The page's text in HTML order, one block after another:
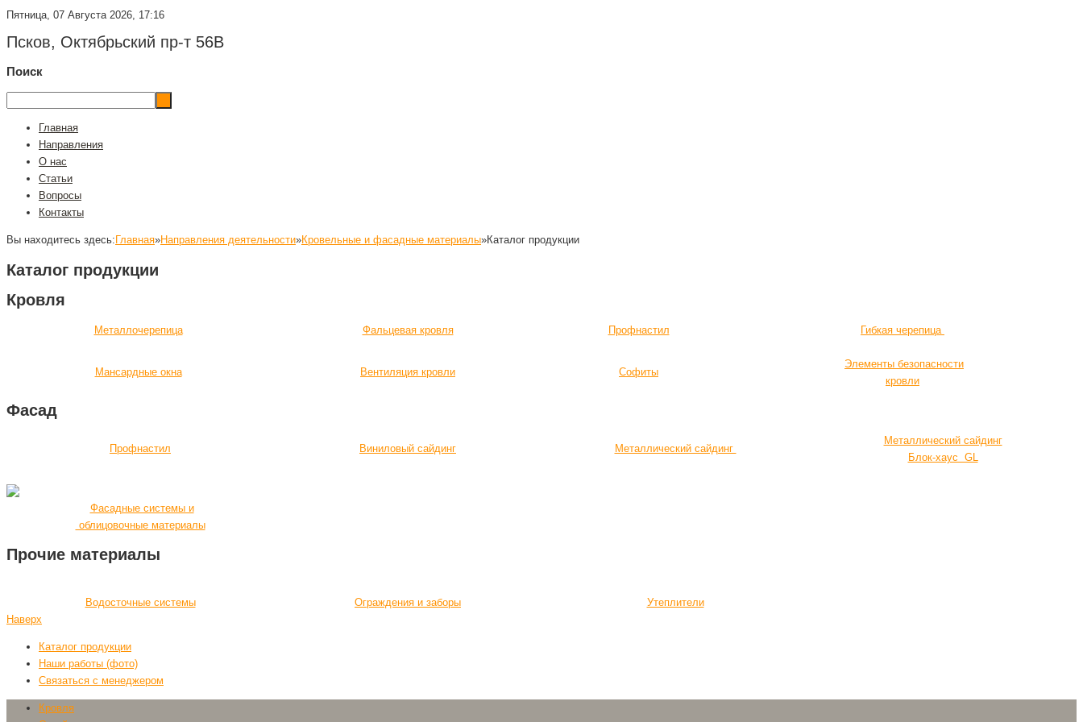
Пятница, 07 Августа 2026, 17:16
Псков, Октябрьский пр-т 56В
Поиск
Главная
Направления
О нас
Статьи
Вопросы
Контакты
Вы находитесь здесь: Главная»Направления деятельности»Кровельные и фасадные материалы»Каталог продукции
Каталог продукции
Кровля
Металлочерепица Фальцевая кровля Профнастил Гибкая черепица
Мансардные окна Вентиляция кровли Софиты
Элементы безопасности
кровли
Фасад
Профнастил Виниловый сайдинг Металлический сайдинг
Металлический сайдинг
Блок-хаус GL
Фасадные системы и
облицовочные материалы
Прочие материалы
Водосточные системы Ограждения и заборы
Утеплители
Наверх
Каталог продукции
Наши работы (фото)
Связаться с менеджером
Кровля